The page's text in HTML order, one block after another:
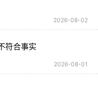
2026-08-02
符合事实
2026-08-01